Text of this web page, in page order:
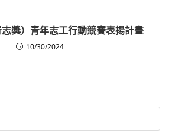
獎）青年志工行動競賽表揚計畫
10/30/2024